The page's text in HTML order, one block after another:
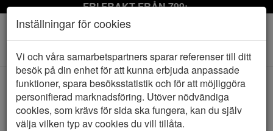
FRI FRAKT FRÅN 799:-
Toggle
navigation
HEM REEBOK
Inställningar för cookies
Vi och våra samarbetspartners sparar referenser till ditt
besök på din enhet för att kunna erbjuda anpassade
funktioner, spara besöksstatistik och för att möjliggöra
personifierad marknadsföring. Utöver nödvändiga
cookies, som krävs för sida ska fungera, kan du själv
välja vilken typ av cookies du vill tillåta.